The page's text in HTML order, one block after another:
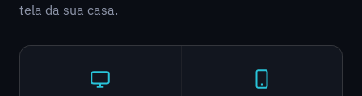
tela da sua casa.